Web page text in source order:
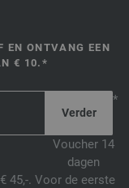
EN ONTVANG EEN
€ 10.*
*
Voucher 14
dagen
45,-. Voor de eerste